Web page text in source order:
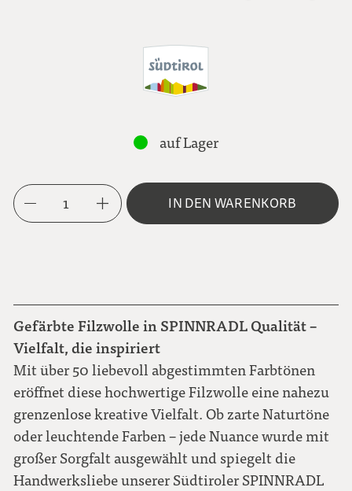
auf Lager
1 IN DEN WARENKORB
Gefärbte Filzwolle in SPINNRADL Qualität –
Vielfalt, die inspiriert
Mit über 50 liebevoll abgestimmten Farbtönen
eröffnet diese hochwertige Filzwolle eine nahezu
grenzenlose kreative Vielfalt. Ob zarte Naturtöne
oder leuchtende Farben – jede Nuance wurde mit
großer Sorgfalt ausgewählt und spiegelt die
Handwerksliebe unserer Südtiroler SPINNRADL